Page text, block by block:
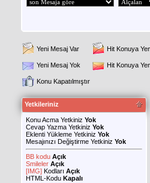
Yeni Mesaj Var Hit Konuya
Yeni Mesaj Yok Hit Konuya
Konu Kapatılmıştır
Yetkileriniz
Konu Acma Yetkiniz Yok
Cevap Yazma Yetkiniz Yok
Eklenti Yükleme Yetkiniz Yok
Mesajınızı Değiştirme Yetkiniz Yok
BB kodu Açık
Smileler Açık
[IMG] Kodları Açık
HTML-Kodu Kapalı